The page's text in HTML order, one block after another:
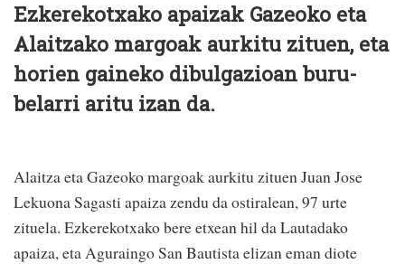
Ezkerekotxako apaizak Gazeoko eta
Alaitzako margoak aurkitu zituen, eta
horien gaineko dibulgazioan buru-
belarri aritu izan da.
Alaitza eta Gazeoko margoak aurkitu zituen Juan Jose
Lekuona Sagasti apaiza zendu da ostiralean, 97 urte
zituela. Ezkerekotxako bere etxean hil da Lautadako
apaiza, eta Aguraingo San Bautista elizan eman diote